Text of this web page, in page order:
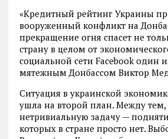
«Кредитный рейтинг Украины
вооруженный конфликт на
прекращение огня спасет не
страну в целом от
социальной сети Facebook один
мятежным Донбассом Виктор
Ситуация в украинской
ушла на второй план. Между
нетривиальную задачу —
которых в стране просто нет.